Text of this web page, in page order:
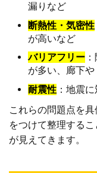
漏りなど
断熱性・気密性
が高いなど
バリアフリー
が多い、廊下
耐震性 ：地震
これらの問題点を
をつけて整理する
が見えてきます。